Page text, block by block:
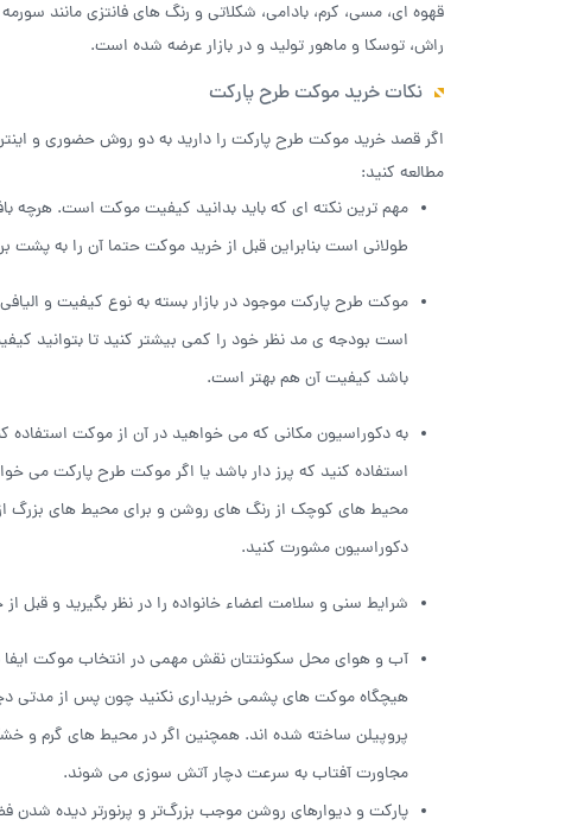
قهوه ای، مسی، کرم، بادامی، شکلاتی و رنگ های فانتزی
راش، توسکا و ماهور تولید و در بازار عرضه شده است.
نکات خرید موکت طرح پارکت
اگر قصد خرید موکت طرح پارکت را دارید به دو روش حضوری و
مطالعه کنید:
مهم ترین نکته ای که باید بدانید کیفیت موکت است. هرچه
طولانی است بنابراین قبل از خرید موکت حتما آن را به پشت
است بودجه ی مد نظر خود را کمی بیشتر کنید تا بتوانید
باشد کیفیت آن هم بهتر است.
به دکوراسیون مکانی که می خواهید در آن از موکت استفاده
استفاده کنید که پرز دار باشد یا اگر موکت طرح پارکت می
محیط های کوچک از رنگ های روشن و برای محیط های بزرگ
دکوراسیون مشورت کنید.
شرایط سنی و سلامت اعضاء خانواده را در نظر بگیرید و قبل
آب و هوای محل سکونتتان نقش مهمی در انتخاب موکت ایفا
هیچگاه موکت های پشمی خریداری نکنید چون پس از مدتی
پروپیلن ساخته شده اند. همچنین اگر در محیط های گرم و
مجاورت آفتاب به سرعت دچار آتش سوزی می شوند.
پارکت و دیوارهای روشن موجب بزرگ‌تر و پرنورتر دیده شدن